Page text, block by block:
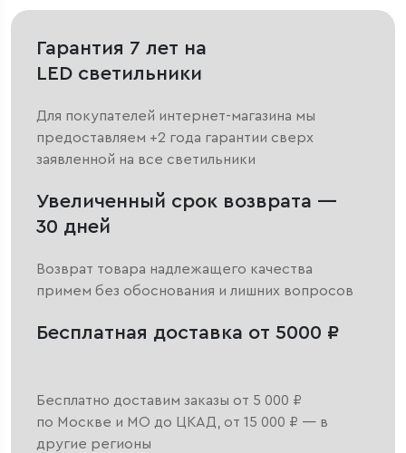
Гарантия 7 лет на
LED светильники
Для покупателей интернет-магазина мы
предоставляем +2 года гарантии сверх
заявленной на все светильники
Увеличенный срок возврата —
30 дней
Возврат товара надлежащего качества
примем без обоснования и лишних вопросов
Бесплатная доставка от 5000 ₽
Бесплатно доставим заказы от 5 000 ₽
по Москве и МО до ЦКАД, от 15 000 ₽ — в
другие регионы